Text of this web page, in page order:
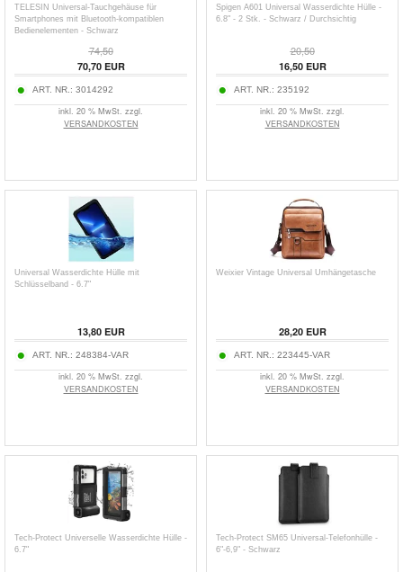
TELESIN Universal-Tauchgehäuse für
Smartphones mit Bluetooth-kompatiblen
Bedienelementen - Schwarz
74,50
70,70EUR
ART. NR.: 3014292
inkl. 20 % MwSt. zzgl.
VERSANDKOSTEN
Spigen A601 Universal Wasserdichte Hülle -
6.8" - 2 Stk. - Schwarz / Durchsichtig
20,50
16,50EUR
ART. NR.: 235192
inkl. 20 % MwSt. zzgl.
VERSANDKOSTEN
Universal Wasserdichte Hülle mit
Schlüsselband - 6.7"
13,80EUR
ART. NR.: 248384-VAR
inkl. 20 % MwSt. zzgl.
VERSANDKOSTEN
Weixier Vintage Universal Umhängetasche
28,20EUR
ART. NR.: 223445-VAR
inkl. 20 % MwSt. zzgl.
VERSANDKOSTEN
Tech-Protect Universelle Wasserdichte Hülle -
6.7"
Tech-Protect SM65 Universal-Telefonhülle -
6"-6,9" - Schwarz